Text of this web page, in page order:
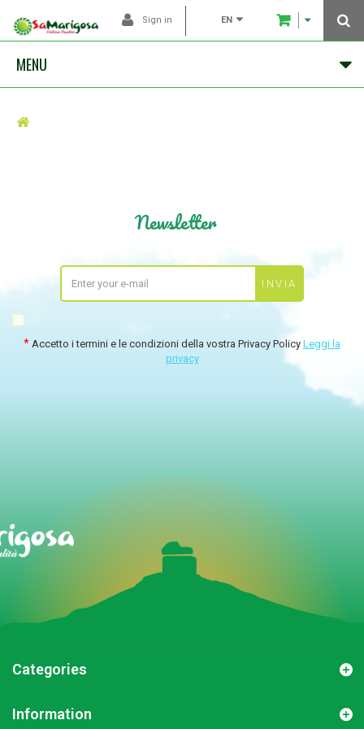
Sign in EN
MENU
Newsletter
Accetto i termini e le condizioni della vostra Privacy Policy Leggi la
privacy
Categories
Information